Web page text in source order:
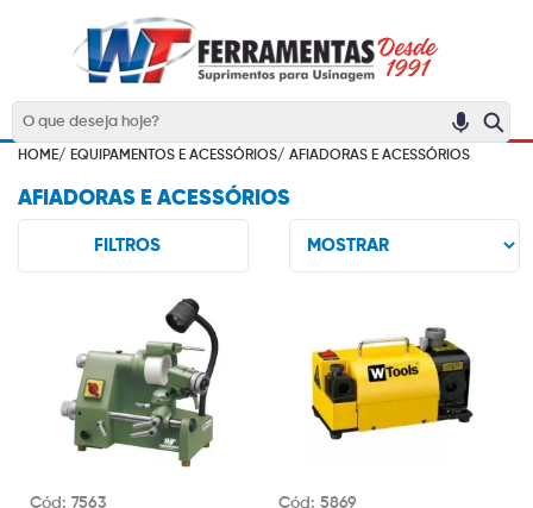
HOME/ EQUIPAMENTOS E ACESSÓRIOS/ AFIADORAS E ACESSÓRIOS
AFIADORAS E ACESSÓRIOS
FILTROS
Cód: 7563 Cód: 5869